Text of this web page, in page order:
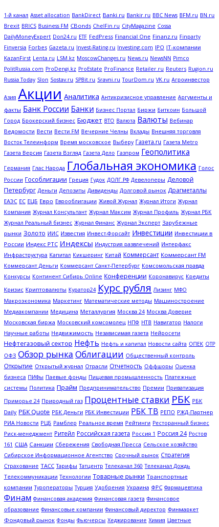
1-й канал Asset allocation BankDirect Banki.ru Bankir.ru BBC News BFM.ru BN.ru
Brexit BRICS Business FM CBonds ChelFin.ru CityMagazine Cossa
DailyMoneyExpert Don24.ru ETF FedPress Financial One Finanz.ru Finparty
Finversia Forbes Gazeta.ru Invest-Rating.ru Investing.com IPO IT-компании
KazanFirst Lenta.ru LSM.kz MoscowChanges.ru News.ru NewsNN Pimco
PolitRussia.com ProDengi.kz ProEstate ProFinance Retailer.ru Reuters Rugion.ru
Russia Today Slon Sostav.ru SPBit.ru Sravni.ru TourDom.ru VK.ru Агроинвестор
Азия Акции Аналитика Антикризисное управление Аргументы и
факты Банк России Банки Бизнес Портал Биржи Биткоин Большой
Город Брокерский бизнес Бюджет ВТО Валюта Валюты Вебинар
Ведомости Вести Вести FM Вечерние Челны Вклады Внешняя торговля
Восток Телеинформ Время московское Выберу Газета.ru Газета Metro
Газета Версия Газета Взгляд Газета Дело Газпром Геополитика
Германия Глас Народа Глобальная экономика Голос
России Гособлигации Греция Гудок ДОЛГ.РФ Девелоперы Деловой
Петербург Деньги Депозиты Дивиденды Долговой рынок Драгметаллы
ЕАЭС ЕС ЕЦБ Евро Еврооблигации Живой Журнал Журнал Итоги Журнал
Компания Журнал Консультант Журнал Максим Журнал Профиль Журнал РБК
Журнал Реальный бизнес Журнал Финанс Журнал Эксперт Зарубежные
рынки Золото ИИС Известия Инвест-Форсайт Инвестиции Инвестиции в
России Индекс РТС Индексы Индустрия развлечений Интерфакс
Инфраструктура Капитал Кикшеринг Китай Коммерсант Коммерсант FM
Коммерсант Деньги Коммерсант Санкт-Петербург Комсомольская правда
Конкурсы Континент Сибирь Online Конференции Коронавирус Кредиты
Кризис Криптовалюты Куратор24 Курс рубля Лизинг МФО
Макроэкономика Маркетинг Математические методы Машиностроение
Медиакомпании Медицина Металлургия Москва 24 Москва Доверие
Московская биржа Московский комсомолец НПФ НТВ Навигатор Налоги
Научные работы Недвижимость Независимая газета Нейросети
Нефтегазовый сектор Нефть Нефть и капитал Новости сайта ОПЕК ОТР
ОФЗ Обзор рынка Облигации Общественный контроль
Открытие Открытый журнал Отрасли Отчетность Оффшоры Оценка
бизнеса ПИФы Паевые фонды Пищевая промышленность Платежные
системы Политика Прайм Предпринимательство Премии Приватизация
Приморье 24 Природный газ Процентные ставки РБК РБК
Daily РБК Quote РБК Деньги РБК Инвестиции РБК ТВ РЕПО РЖД-Партнер
РИА Новости РЦБ Рамблер Реальное время Рейтинги Ресторанный бизнес
Риск-менеджмент Ритейл Российская газета Россия 1 Россия 24 Ростов
161 США Санкции Сбережения Свободная Пресса Сельское хозяйство
Сибирское Информационное Агентство Срочный рынок Стратегия
Страхование ТАСС Тарифы Татцентр Телеканал 360 Телеканал Дождь
Телекоммуникации Технологии Товарные рынки Транспортные
компании Туроператоры Турция Удобрения Украина ФРС Фармацевтика
Финам Финансовая академия Финансовая газета Финансовое
образование Финансовые компании Финансовый директор Финмаркет
Фондовый рынок Фонды Фьючерсы Хеджирование Химия Цветные